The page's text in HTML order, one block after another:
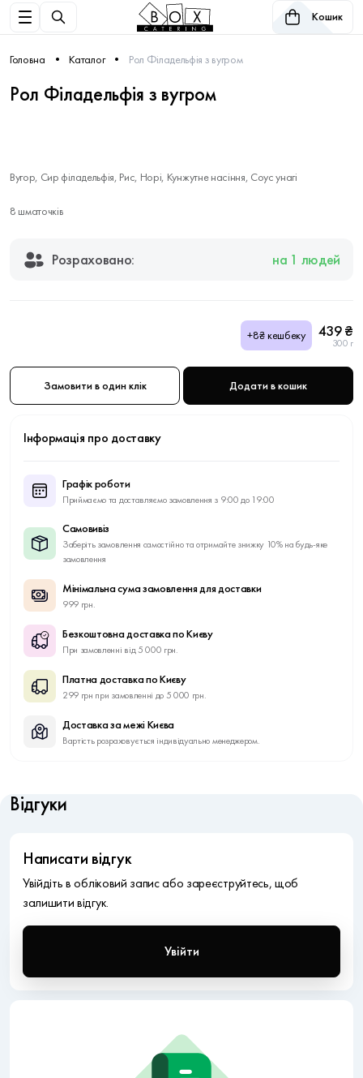
Кошик
Головна Каталог Рол Філадельфія з вугром
Рол Філадельфія з вугром
Вугор, Сир філадельфія, Рис, Норі, Кунжутне насіння, Соус унагі
8 шматочків
Розраховано: на 1 людей
+8₴ кешбеку 439 ₴
300 г
Замовити в один клік Додати в кошик
Інформація про доставку
Графік роботи
Приймаємо та доставляємо замовлення з 9:00 до 19:00
Самовивіз
Заберіть замовлення самостійно та отримайте знижку 10% на будь-яке
замовлення
Мінімальна сума замовлення для доставки
999 грн.
Безкоштовна доставка по Києву
При замовленні від 5 000 грн.
Платна доставка по Києву
299 грн при замовленні до 5 000 грн.
Доставка за межі Києва
Вартість розраховується індивідуально менеджером.
Відгуки
Написати відгук
Увійдіть в обліковий запис або зареєструйтесь, щоб
залишити відгук.
Увійти